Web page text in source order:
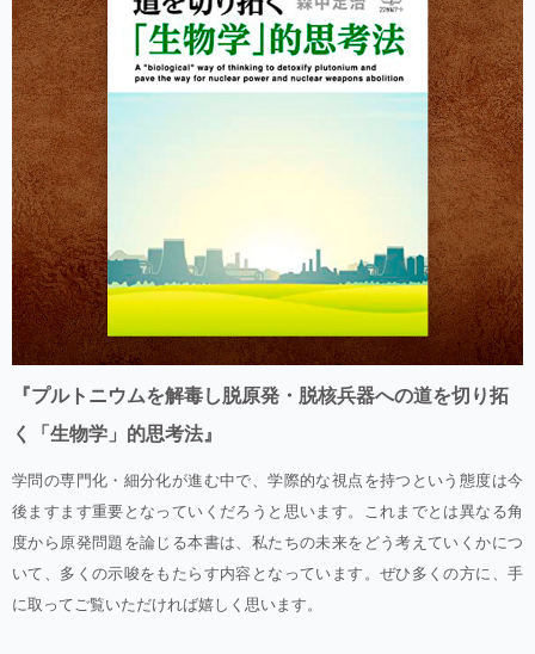
『プルトニウムを解毒し脱原発・脱核兵器への道を切り拓
く「生物学」的思考法』
学問の専門化・細分化が進む中で、学際的な視点を持つという態度は今
後ますます重要となっていくだろうと思います。これまでとは異なる角
度から原発問題を論じる本書は、私たちの未来をどう考えていくかにつ
いて、多くの示唆をもたらす内容となっています。ぜひ多くの方に、手
に取ってご覧いただければ嬉しく思います。